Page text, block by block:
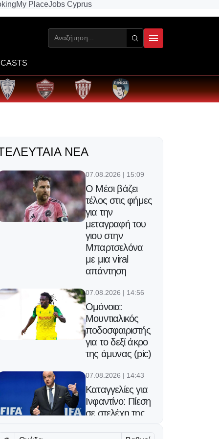
My PlaceJobs Cyprus
ΝΈΑ
07.08.2026 | 15:09
Ο Μέσι βάζει
τέλος στις φήμες
για την
μεταγραφή του
γιου στην
Μπαρτσελόνα
με μια viral
απάντηση
07.08.2026 | 14:56
Ομόνοια:
Μουντιαλικός
ποδοσφαιριστής
για το δεξί άκρο
της άμυνας (pic)
07.08.2026 | 14:43
Καταγγελίες για
Ινφαντίνο: Πίεση
σε στελέχη της